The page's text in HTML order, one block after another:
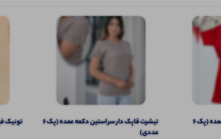
تیشرت نیم آستین نیم زیپ عمده (پک 6
تیشرت قاپک دار سر استین دکمه عمده (پک 6
عددی)
تونیک